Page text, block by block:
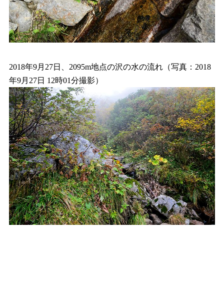
2018年9月27日、2095m地点の沢の水の流れ（写真：2018
年9月27日 12時01分撮影）